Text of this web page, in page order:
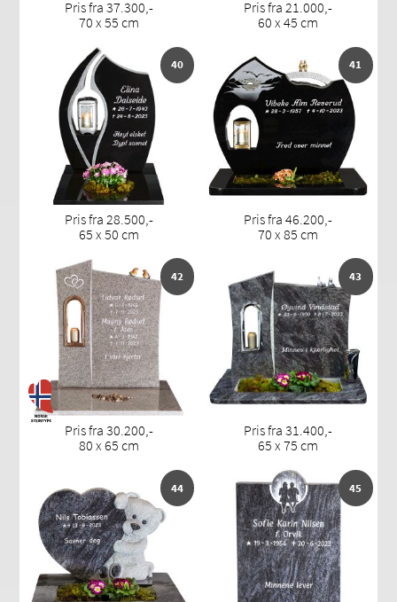
Pris fra 37.300,-
70 x 55 cm
Pris fra 21.000,-
60 x 45 cm
40
Pris fra 28.500,-
65 x 50 cm
41
Pris fra 46.200,-
70 x 85 cm
42
Pris fra 30.200,-
80 x 65 cm
43
Pris fra 31.400,-
65 x 75 cm
44 45